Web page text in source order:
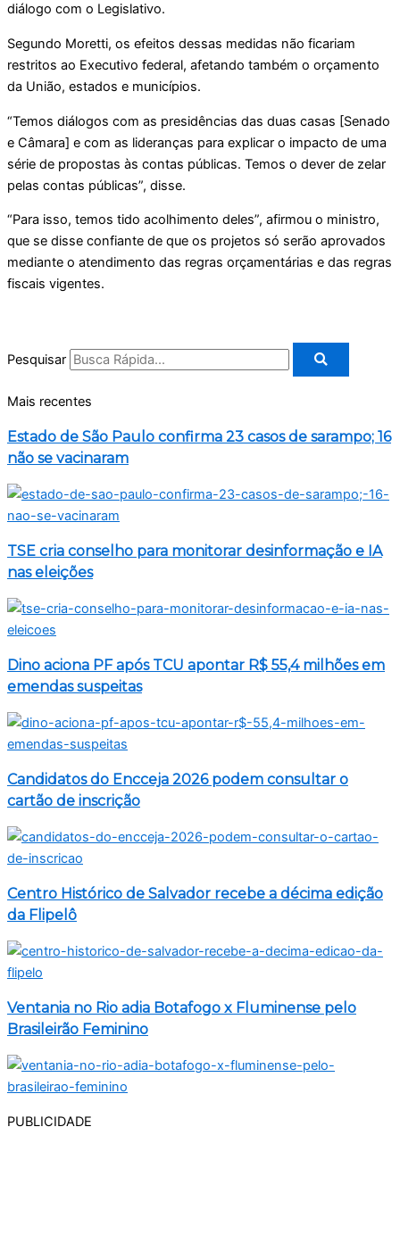
diálogo com o Legislativo.
Segundo Moretti, os efeitos dessas medidas não ficariam
restritos ao Executivo federal, afetando também o orçamento
da União, estados e municípios.
“Temos diálogos com as presidências das duas casas [Senado
e Câmara] e com as lideranças para explicar o impacto de uma
série de propostas às contas públicas. Temos o dever de zelar
pelas contas públicas”, disse.
“Para isso, temos tido acolhimento deles”, afirmou o ministro,
que se disse confiante de que os projetos só serão aprovados
mediante o atendimento das regras orçamentárias e das regras
fiscais vigentes.
Pesquisar
Mais recentes
Estado de São Paulo confirma 23 casos de sarampo; 16
não se vacinaram
TSE cria conselho para monitorar desinformação e IA
nas eleições
Dino aciona PF após TCU apontar R$ 55,4 milhões em
emendas suspeitas
Candidatos do Encceja 2026 podem consultar o
cartão de inscrição
Centro Histórico de Salvador recebe a décima edição
da Flipelô
Ventania no Rio adia Botafogo x Fluminense pelo
Brasileirão Feminino
PUBLICIDADE